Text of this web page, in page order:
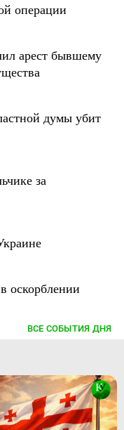
операции
арест бывшему
думы убит
за
оскорблении
ВСЕ СОБЫТИЯ ДНЯ